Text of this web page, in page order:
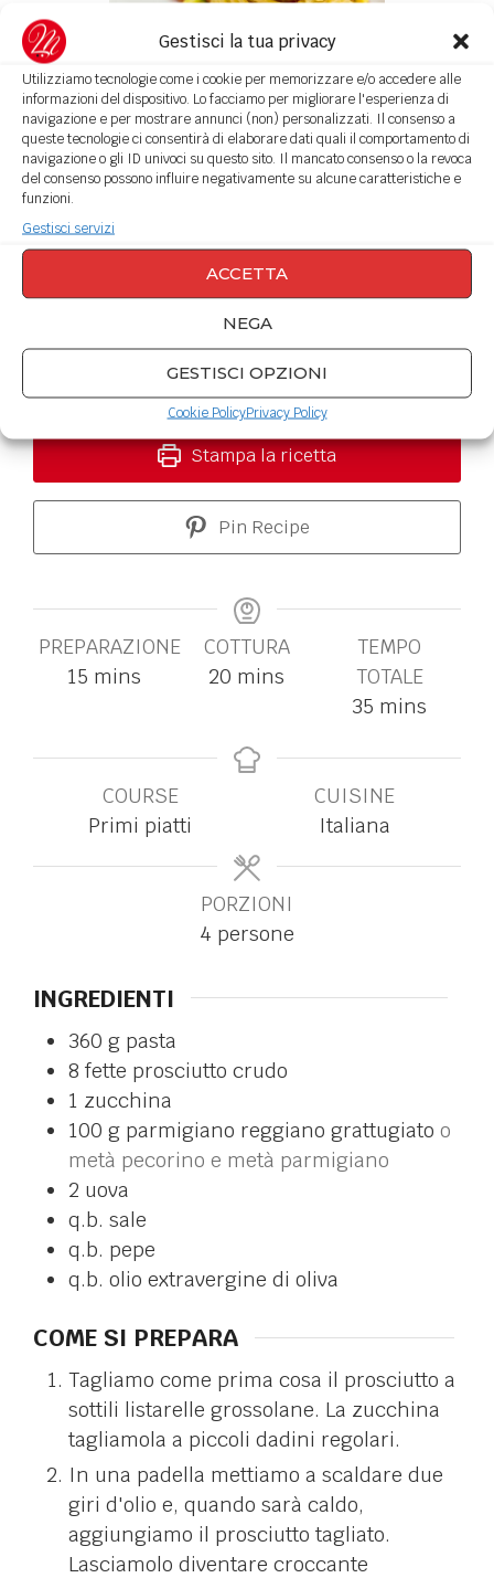
Gestisci la tua privacy
Utilizziamo tecnologie come i cookie per memorizzare e/o accedere alle
informazioni del dispositivo. Lo facciamo per migliorare l'esperienza di
navigazione e per mostrare annunci (non) personalizzati. Il consenso a
queste tecnologie ci consentirà di elaborare dati quali il comportamento di
navigazione o gli ID univoci su questo sito. Il mancato consenso o la revoca
del consenso possono influire negativamente su alcune caratteristiche e
funzioni.
Gestisci servizi
ACCETTA
NEGA
GESTISCI OPZIONI
Cookie PolicyPrivacy Policy
Carbonara con
prosciutto crudo e
zucchine
Mirco Di Marcello
Una ricetta gustosissima da preparare
quando abbiamo voglia di carbonara ma non
abbiamo in casa guanciale o pancetta.
Stampa la ricetta
Pin Recipe
PREPARAZIONE
15 mins
COTTURA
20 mins
TEMPO
TOTALE
35 mins
COURSE
Primi piatti
CUISINE
Italiana
PORZIONI
4 persone
INGREDIENTI
360 g pasta
8 fette prosciutto crudo
1 zucchina
100 g parmigiano reggiano grattugiato o
metà pecorino e metà parmigiano
2 uova
q.b. sale
q.b. pepe
q.b. olio extravergine di oliva
COME SI PREPARA
Tagliamo come prima cosa il prosciutto a
sottili listarelle grossolane. La zucchina
tagliamola a piccoli dadini regolari.
In una padella mettiamo a scaldare due
giri d'olio e, quando sarà caldo,
aggiungiamo il prosciutto tagliato.
Lasciamolo diventare croccante